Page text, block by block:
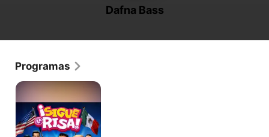
Dafna Bass
Programas
Sigue
Risa